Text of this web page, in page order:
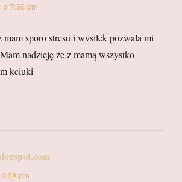
o 7:58 pm
mam sporo stresu i wysiłek pozwala mi
nadzieję że z mamą wszystko
kciuki
pm